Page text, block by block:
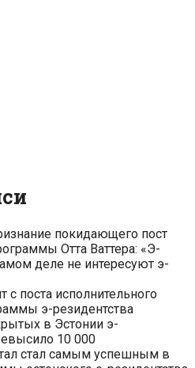
покидающего пост
Отта Ваттера: «Э-
деле не интересуют э-
с поста исполнительного
э-резидентства
в Эстонии э-
10 000
стал самым успешным в